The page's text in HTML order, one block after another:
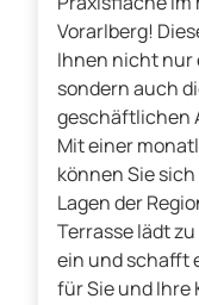
Vorarlberg!
Ihnen nicht nur
sondern auch
geschäftlichen
Mit einer
können Sie
Lagen der
Terrasse lädt
ein und schafft
für Sie und Ihre